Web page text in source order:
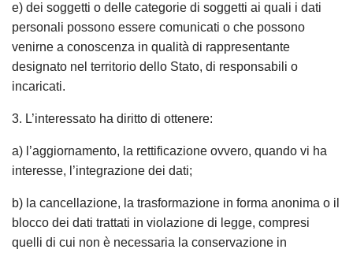
e) dei soggetti o delle categorie di soggetti ai quali i dati
personali possono essere comunicati o che possono
venirne a conoscenza in qualità di rappresentante
designato nel territorio dello Stato, di responsabili o
incaricati.
3. L’interessato ha diritto di ottenere:
a) l’aggiornamento, la rettificazione ovvero, quando vi ha
interesse, l’integrazione dei dati;
b) la cancellazione, la trasformazione in forma anonima o il
blocco dei dati trattati in violazione di legge, compresi
quelli di cui non è necessaria la conservazione in